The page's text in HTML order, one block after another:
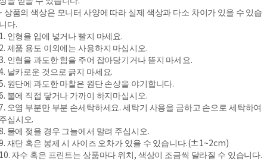
상품의 색상은 모니터 사양에 따라 실제 색상과 다소 차이가 있을 수 있습
다.
인형을 입에 넣거나 빨지 마세요.
제품 용도 이외에는 사용하지 마십시오.
인형을 과도한 힘을 주어 잡아당기거나 뜯지 마세요.
날카로운 것으로 긁지 마세요.
원단에 과도한 마찰은 원단 손상을 야기합니다.
불에 직접 닿거나 가까이 하지마십시오.
오염 부분만 부분 손세탁하세요. 세탁기 사용을 금하고 손으로 세탁하여
십시오.
물에 젖을 경우 그늘에서 말려 주십시오.
재단 혹은 봉제 시 사이즈 오차가 있을 수 있습니다.(±1~2cm)
자수 혹은 프린트는 상품마다 위치, 색상이 조금씩 달라질 수 있습니다.